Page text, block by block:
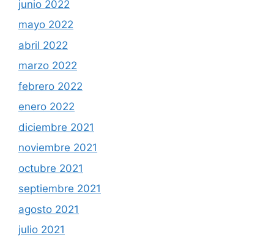
junio 2022
mayo 2022
abril 2022
marzo 2022
febrero 2022
enero 2022
diciembre 2021
noviembre 2021
octubre 2021
septiembre 2021
agosto 2021
julio 2021